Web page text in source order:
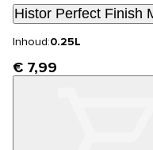
Histor Perfect Finish
Inhoud:0.25L
€ 7,99